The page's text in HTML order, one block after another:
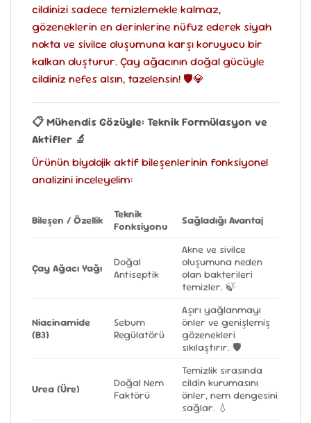
cildinizi sadece temizlemekle kalmaz,
gözeneklerin en derinlerine nüfuz ederek siyah
nokta ve sivilce oluşumuna karşı koruyucu bir
kalkan oluşturur. Çay ağacının doğal gücüyle
cildiniz nefes alsın, tazelensin! 🛡️💎
📋 Mühendis Gözüyle: Teknik Formülasyon ve
Aktifler 🔬
Ürünün biyolojik aktif bileşenlerinin fonksiyonel
analizini inceleyelim:
Bileşen / Özellik
Teknik
Fonksiyonu
Sağladığı Avantaj
Çay Ağacı Yağı
Doğal
Antiseptik
Akne ve sivilce
oluşumuna neden
olan bakterileri
temizler. 🍃
Niacinamide
(B3)
Sebum
Regülatörü
Aşırı yağlanmayı
önler ve genişlemiş
gözenekleri
sıkılaştırır. 🛡️
Urea (Üre)
Doğal Nem
Faktörü
Temizlik sırasında
cildin kurumasını
önler, nem dengesini
sağlar. 💧